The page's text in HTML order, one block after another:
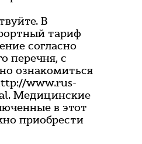
В
тариф
согласно
перечня, с
ознакомиться
www.rus-
Медицинские
в этот
приобрести